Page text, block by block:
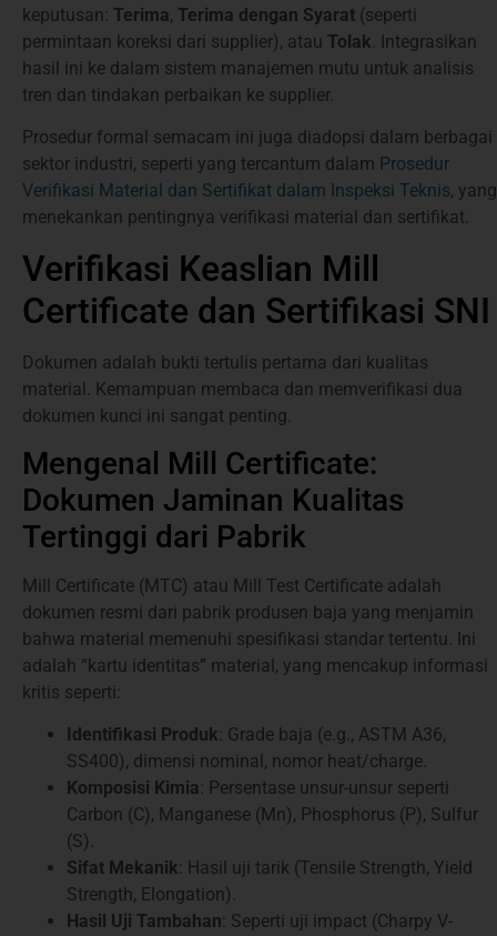
keputusan: Terima, Terima dengan Syarat (seperti
permintaan koreksi dari supplier), atau Tolak. Integrasikan
hasil ini ke dalam sistem manajemen mutu untuk analisis
tren dan tindakan perbaikan ke supplier.
Prosedur formal semacam ini juga diadopsi dalam berbagai
sektor industri, seperti yang tercantum dalam Prosedur
Verifikasi Material dan Sertifikat dalam Inspeksi Teknis, yang
menekankan pentingnya verifikasi material dan sertifikat.
Verifikasi Keaslian Mill
Certificate dan Sertifikasi SNI
Dokumen adalah bukti tertulis pertama dari kualitas
material. Kemampuan membaca dan memverifikasi dua
dokumen kunci ini sangat penting.
Mengenal Mill Certificate:
Dokumen Jaminan Kualitas
Tertinggi dari Pabrik
Mill Certificate (MTC) atau Mill Test Certificate adalah
dokumen resmi dari pabrik produsen baja yang menjamin
bahwa material memenuhi spesifikasi standar tertentu. Ini
adalah “kartu identitas” material, yang mencakup informasi
kritis seperti:
Identifikasi Produk: Grade baja (e.g., ASTM A36,
SS400), dimensi nominal, nomor heat/charge.
Komposisi Kimia: Persentase unsur-unsur seperti
Carbon (C), Manganese (Mn), Phosphorus (P), Sulfur
(S).
Sifat Mekanik: Hasil uji tarik (Tensile Strength, Yield
Strength, Elongation).
Hasil Uji Tambahan: Seperti uji impact (Charpy V-